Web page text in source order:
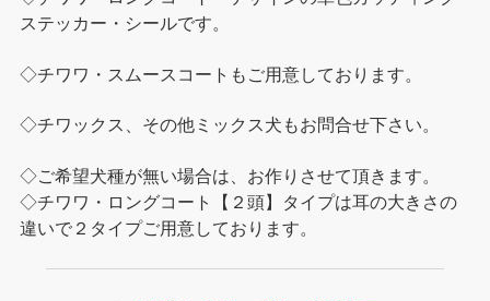
ステッカー・シールです。
◇チワワ・スムースコートもご用意しております。
◇チワックス、その他ミックス犬もお問合せ下さい。
◇ご希望犬種が無い場合は、お作りさせて頂きます。
◇チワワ・ロングコート【２頭】タイプは耳の大きさの
違いで２タイプご用意しております。